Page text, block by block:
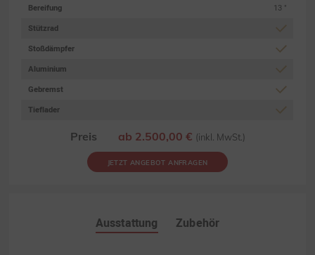
Bereifung
13 "
Stützrad
Stoßdämpfer
Aluminium
Gebremst
Tieflader
Preis ab 2.500,00 € (inkl. MwSt.)
JETZT ANGEBOT ANFRAGEN
Ausstattung Zubehör